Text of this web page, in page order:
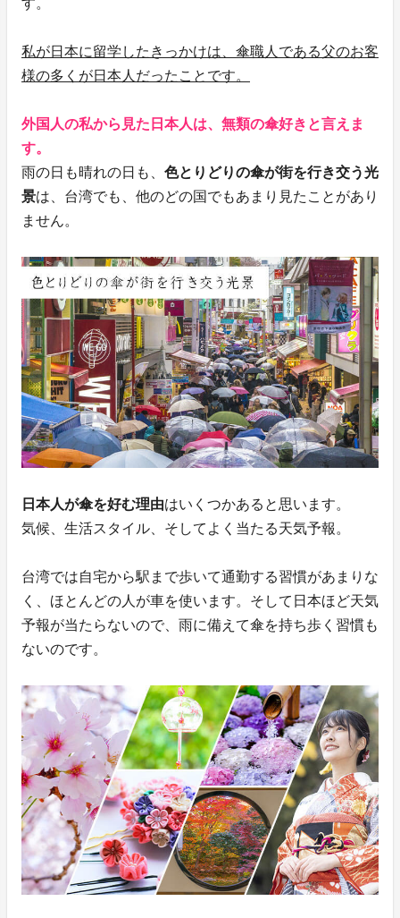
す。
私が日本に留学したきっかけは、傘職人である父のお客
様の多くが日本人だったことです。
外国人の私から見た日本人は、無類の傘好きと言えま
す。
雨の日も晴れの日も、 色とりどりの傘が街を行き交う光
景は、台湾でも、他のどの国でもあまり見たことがあり
ません。
日本人が傘を好む理由はいくつかあると思います。
気候、生活スタイル、そしてよく当たる天気予報。
台湾では自宅から駅まで歩いて通勤する習慣があまりな
く、ほとんどの人が車を使います。そして日本ほど天気
予報が当たらないので、雨に備えて傘を持ち歩く習慣も
ないのです。